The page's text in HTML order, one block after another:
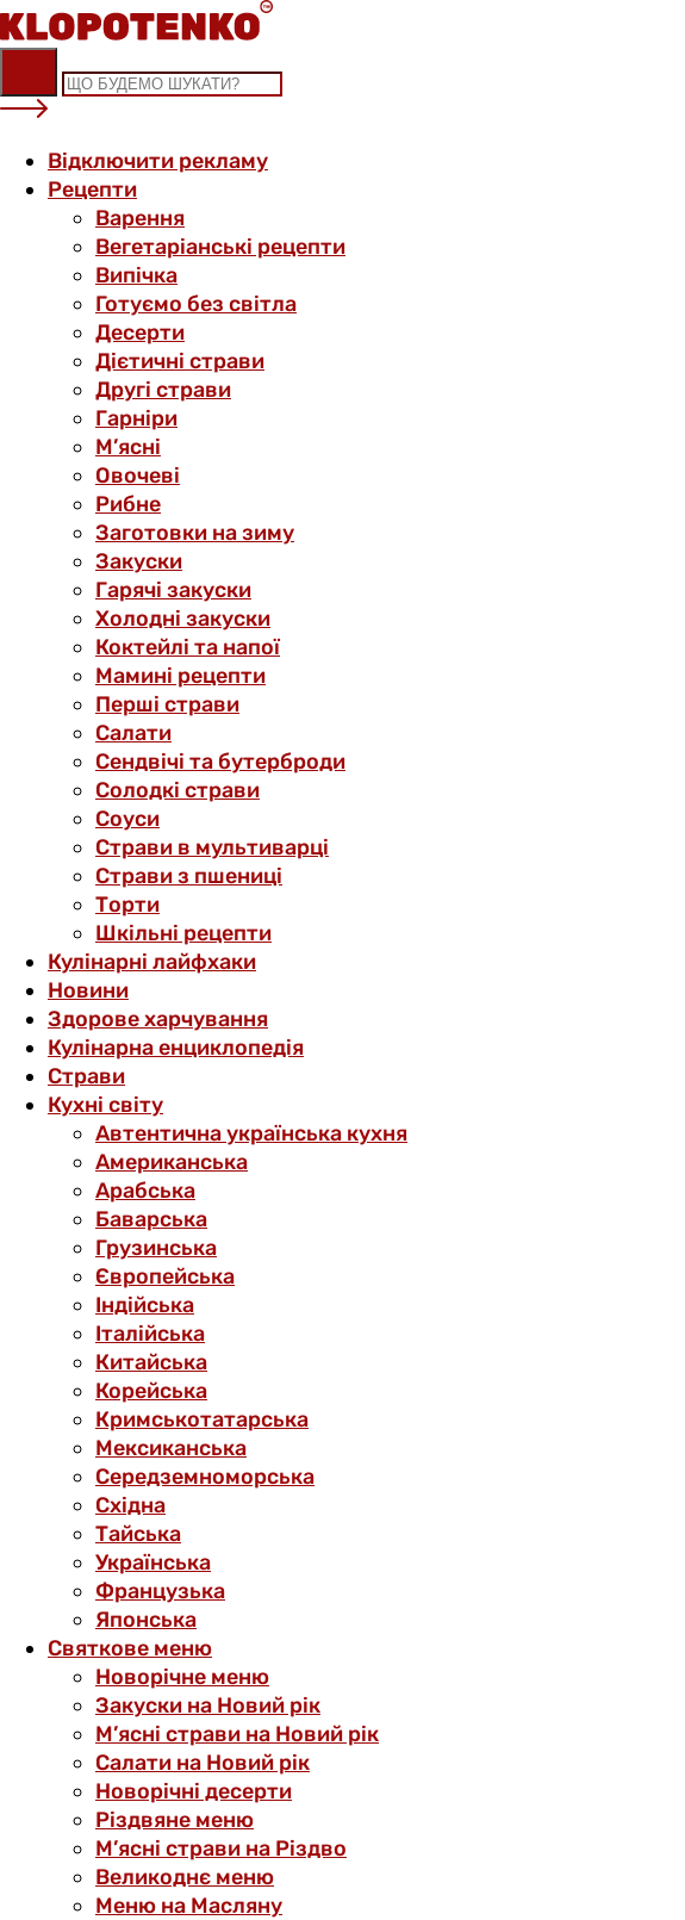
Skip
to
content
Відключити рекламу
Рецепти
Варення
Вегетаріанські рецепти
Випічка
Готуємо без світла
Десерти
Дієтичні страви
Другі страви
Гарніри
М’ясні
Овочеві
Рибне
Заготовки на зиму
Закуски
Гарячі закуски
Холодні закуски
Коктейлі та напої
Мамині рецепти
Перші страви
Салати
Сендвічі та бутерброди
Солодкі страви
Соуси
Страви в мультиварці
Страви з пшениці
Торти
Шкільні рецепти
Кулінарні лайфхаки
Новини
Здорове харчування
Кулінарна енциклопедія
Страви
Кухні світу
Автентична українська кухня
Американська
Арабська
Баварська
Грузинська
Європейська
Індійська
Італійська
Китайська
Корейська
Кримськотатарська
Мексиканська
Середземноморська
Східна
Тайська
Українська
Французька
Японська
Святкове меню
Новорічне меню
Закуски на Новий рік
М’ясні страви на Новий рік
Салати на Новий рік
Новорічні десерти
Різдвяне меню
М’ясні страви на Різдво
Великоднє меню
Меню на Масляну